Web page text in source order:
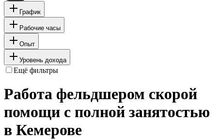
График
Рабочие часы
Опыт
Уровень дохода
Ещё фильтры
Работа фельдшером скорой
помощи с полной занятостью
в Кемерове